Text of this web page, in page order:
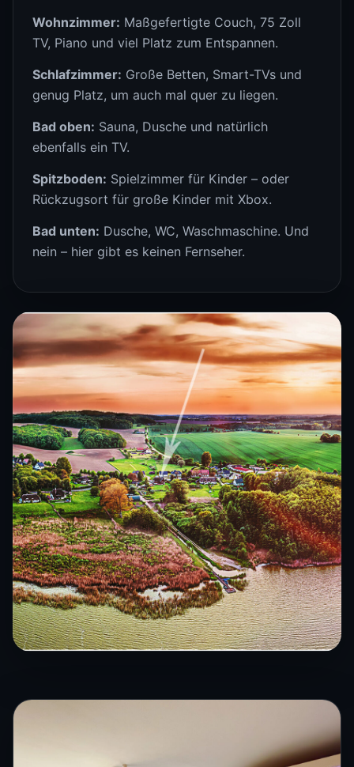
Wohnzimmer: Maßgefertigte Couch, 75 Zoll
TV, Piano und viel Platz zum Entspannen.
Schlafzimmer: Große Betten, Smart-TVs und
genug Platz, um auch mal quer zu liegen.
Bad oben: Sauna, Dusche und natürlich
ebenfalls ein TV.
Spitzboden: Spielzimmer für Kinder – oder
Rückzugsort für große Kinder mit Xbox.
Bad unten: Dusche, WC, Waschmaschine. Und
nein – hier gibt es keinen Fernseher.